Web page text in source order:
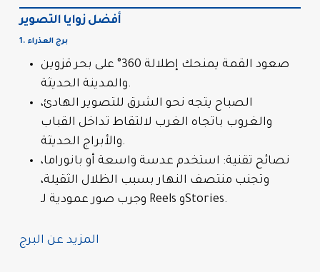
أفضل زوايا التصوير
1. برج العذراء
صعود القمة يمنحك إطلالة 360° على بحر قزوين
والمدينة الحديثة.
الصباح يتجه نحو الشرق للتصوير الهادئ،
والغروب باتجاه الغرب لالتقاط تداخل القباب
والأبراج الحديثة.
نصائح تقنية: استخدم عدسة واسعة أو بانوراما،
وتجنب منتصف النهار بسبب الظلال الثقيلة،
وجرب صور عمودية لـ Reels وStories.
المزيد عن البرج